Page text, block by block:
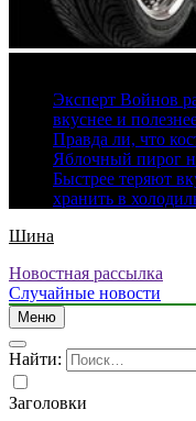
Эксперт Войнов
вкуснее и
Правда ли, что
Яблочный пирог
Быстрее теряют
хранить в
Шина
Новостная рассылка
Случайные новости
Меню
Найти:
Заголовки